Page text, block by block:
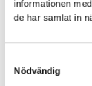
informationen
de har samlat in
Nödvändig
telefoner,
599,00kr
Symptom